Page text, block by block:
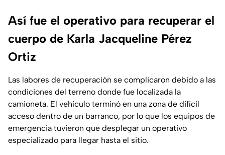
Así fue el operativo para recuperar el
cuerpo de Karla Jacqueline Pérez
Ortiz
Las labores de recuperación se complicaron debido a las
condiciones del terreno donde fue localizada la
camioneta. El vehículo terminó en una zona de difícil
acceso dentro de un barranco, por lo que los equipos de
emergencia tuvieron que desplegar un operativo
especializado para llegar hasta el sitio.